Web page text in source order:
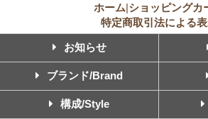
ホーム|ショッピングカ
特定商取引法による
お知らせ
ブランド/Brand
構成/Style